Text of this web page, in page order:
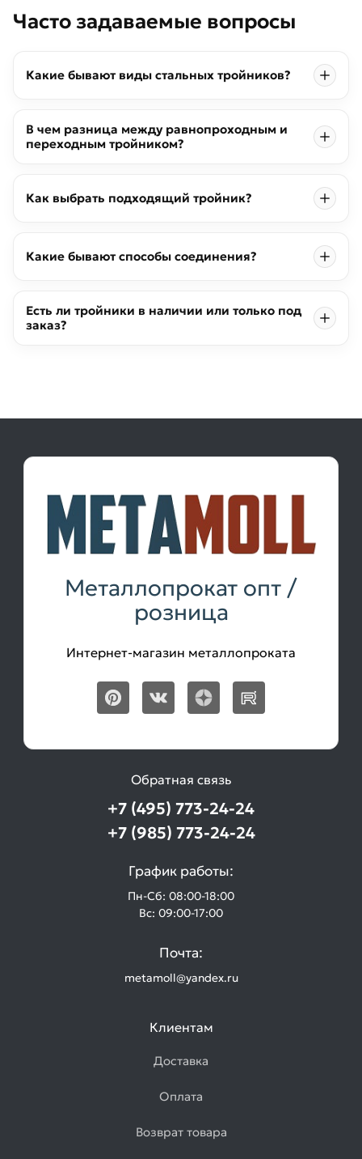
Часто задаваемые вопросы
Какие бывают виды стальных тройников?
В чем разница между равнопроходным и
переходным тройником?
Как выбрать подходящий тройник?
Какие бывают способы соединения?
Есть ли тройники в наличии или только под
заказ?
Металлопрокат опт /
розница
Интернет-магазин металлопроката
Обратная связь
+7 (495) 773-24-24
+7 (985) 773-24-24
График работы:
Пн-Сб: 08:00-18:00
Вс: 09:00-17:00
Почта:
metamoll@yandex.ru
Клиентам
Доставка
Оплата
Возврат товара